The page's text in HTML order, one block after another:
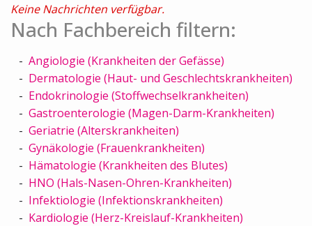
Keine Nachrichten verfügbar.
Nach Fachbereich filtern:
Angiologie (Krankheiten der Gefässe)
Dermatologie (Haut- und Geschlechtskrankheiten)
Endokrinologie (Stoffwechselkrankheiten)
Gastroenterologie (Magen-Darm-Krankheiten)
Geriatrie (Alterskrankheiten)
Gynäkologie (Frauenkrankheiten)
Hämatologie (Krankheiten des Blutes)
HNO (Hals-Nasen-Ohren-Krankheiten)
Infektiologie (Infektionskrankheiten)
Kardiologie (Herz-Kreislauf-Krankheiten)